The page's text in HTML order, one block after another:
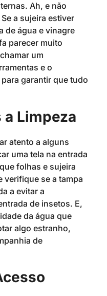
Ah, e não
a sujeira estiver
de água e vinagre
parecer muito
um
e o
garantir que tudo
Limpeza
atento a alguns
uma tela na entrada
folhas e sujeira
verifique se a tampa
a evitar a
de insetos. E,
da água que
algo estranho,
de